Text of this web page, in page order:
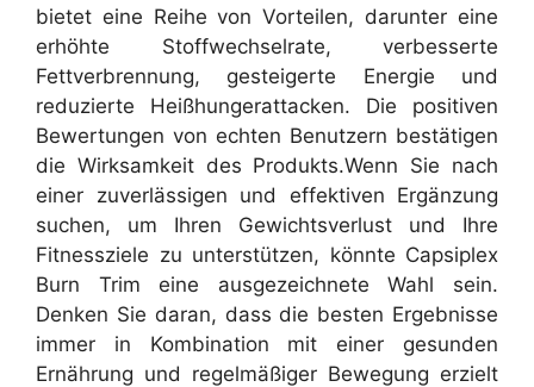
bietet eine Reihe von Vorteilen, darunter eine
erhöhte Stoffwechselrate, verbesserte
Fettverbrennung, gesteigerte Energie und
reduzierte Heißhungerattacken. Die positiven
Bewertungen von echten Benutzern bestätigen
die Wirksamkeit des Produkts.Wenn Sie nach
einer zuverlässigen und effektiven Ergänzung
suchen, um Ihren Gewichtsverlust und Ihre
Fitnessziele zu unterstützen, könnte Capsiplex
Burn Trim eine ausgezeichnete Wahl sein.
Denken Sie daran, dass die besten Ergebnisse
immer in Kombination mit einer gesunden
Ernährung und regelmäßiger Bewegung erzielt